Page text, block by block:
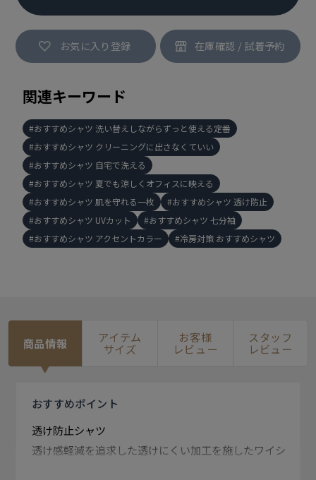
お気に入り登録
関連キーワード
おすすめシャツ 洗い替えしながらずっと使える定番
おすすめシャツ クリーニングに出さなくていい
おすすめシャツ 自宅で洗える
おすすめシャツ 夏でも涼しくオフィスに映える
おすすめシャツ 肌を守れる一枚
おすすめシャツ 透け防止
おすすめシャツ UVカット
おすすめシャツ 七分袖
おすすめシャツ アクセントカラー
冷房対策 おすすめシャツ
商品情報 アイテム
サイズ
お客様
レビュー
スタッフ
レビュー
おすすめポイント
透け防止シャツ
透け感軽減を追求した透けにくい加工を施したワイシ